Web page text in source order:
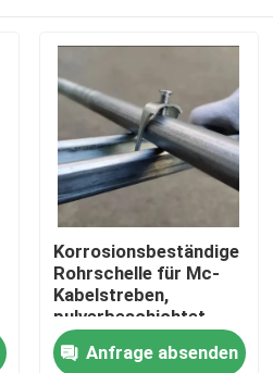
Korrosionsbeständige
Rohrschelle für Mc-
Kabelstreben,
pulverbeschichtet
Anfrage absenden